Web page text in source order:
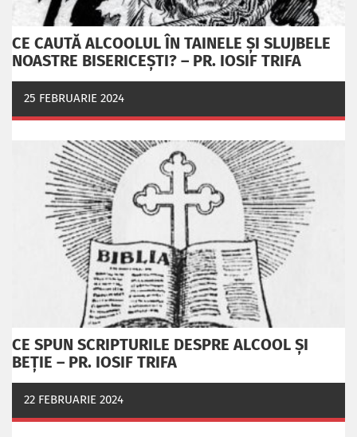
CE CAUTĂ ALCOOLUL ÎN TAINELE ŞI SLUJBELE
NOASTRE BISERICEŞTI? – PR. IOSIF TRIFA
25 FEBRUARIE 2024
CE SPUN SCRIPTURILE DESPRE ALCOOL ȘI
BEȚIE – PR. IOSIF TRIFA
22 FEBRUARIE 2024